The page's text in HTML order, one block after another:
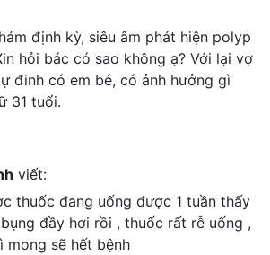
định kỳ, siêu âm phát hiện polyp
hỏi bác có sao không ạ? Với lại vợ
đinh có em bé, có ảnh hưởng gì
31 tuổi.
viết:
thuốc đang uống được 1 tuần thấy
đầy hơi rồi , thuốc rất rễ uống ,
mong sẽ hết bệnh